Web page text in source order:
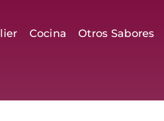
Cocina Otros Sabores